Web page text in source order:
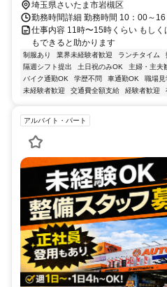
埼玉県さいたま市岩槻区
勤務時間詳細 勤務時間 10：00～
仕事内容 11時〜15時くらい もし
もできると助かります
制服あり 業界未経験者歓迎 ランチタイム
隔週シフト提出
土日祝のみOK 主婦・主夫
バイク通勤OK
学歴不問 車通勤OK 職場見
未経験者歓迎
交通費全額支給 経験者歓迎
アルバイト・パート